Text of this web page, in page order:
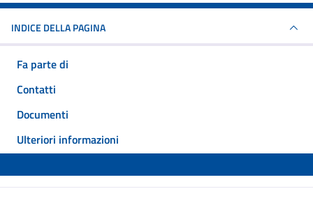
INDICE DELLA PAGINA
Fa parte di
Contatti
Documenti
Ulteriori informazioni